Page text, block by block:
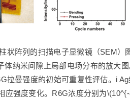
阵列的扫描电子显微镜（SEM
纳米间隙上局部电场分布的放大
曼强度的初始可重复性评估。i
强度变化。R6G浓度分别为